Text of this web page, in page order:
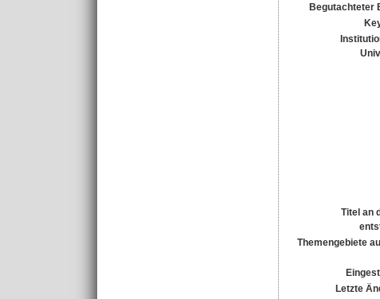
Begutachteter
Titel an
Themengebiete
Letzte